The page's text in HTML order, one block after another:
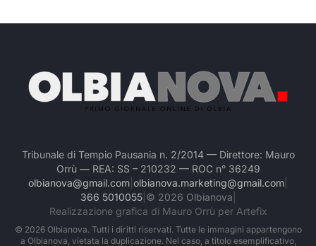
Tribunale di Tempio Pausania n. 2/2014 — Direttore: Mauro
Orrù — REA: SS – 210232 — ROC n° 36249
olbianova@gmail.com olbianova.marketing@gmail.com
366 5010055| © 2026 Olbianova
Realizzazione grafica di Mauro Orrù per Artefix
© 2026Olbianova. Tutti i diritti riservati. Tutte le immagini appartengono
a Olbianova, vietata la duplicazione. Nel caso, a titolo esemplificativo,